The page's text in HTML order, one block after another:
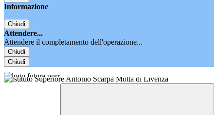
Informazione
Chiudi
Attendere...
Attendere il completamento dell'operazione...
Chiudi
Chiudi